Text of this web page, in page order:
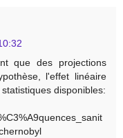
que des projections
l'effet linéaire
disponibles: